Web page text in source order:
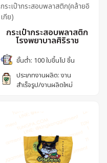
กระเป๋ากระสอบพลาสติก(คล้ายอิ
เกีย)
กระเป๋ากระสอบพลาสติก
โรงพยาบาลศิริราช
ขั้นต่ำ: 100 ใบขึ้นไป ชิ้น
ประเภทงานผลิต: งาน
สำเร็จรูป/งานผลิตใหม่